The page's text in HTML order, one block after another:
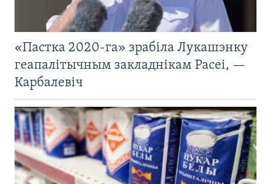
«Пастка 2020-га» зрабіла Лукашэнку
геапалітычным закладнікам Расеі, —
Карбалевіч